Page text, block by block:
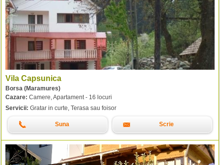
Vila Capsunica
Borsa (Maramures)
Cazare: Camere, Apartament - 16 locuri
Servicii: Gratar in curte, Terasa sau foisor
Suna Scrie